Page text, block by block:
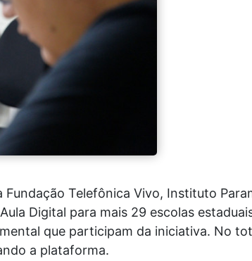
Fundação Telefônica Vivo, Instituto
Digital para mais 29 escolas
que participam da iniciativa. No
a plataforma.